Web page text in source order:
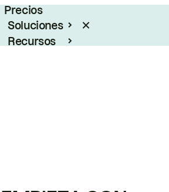
Precios
Soluciones
Recursos